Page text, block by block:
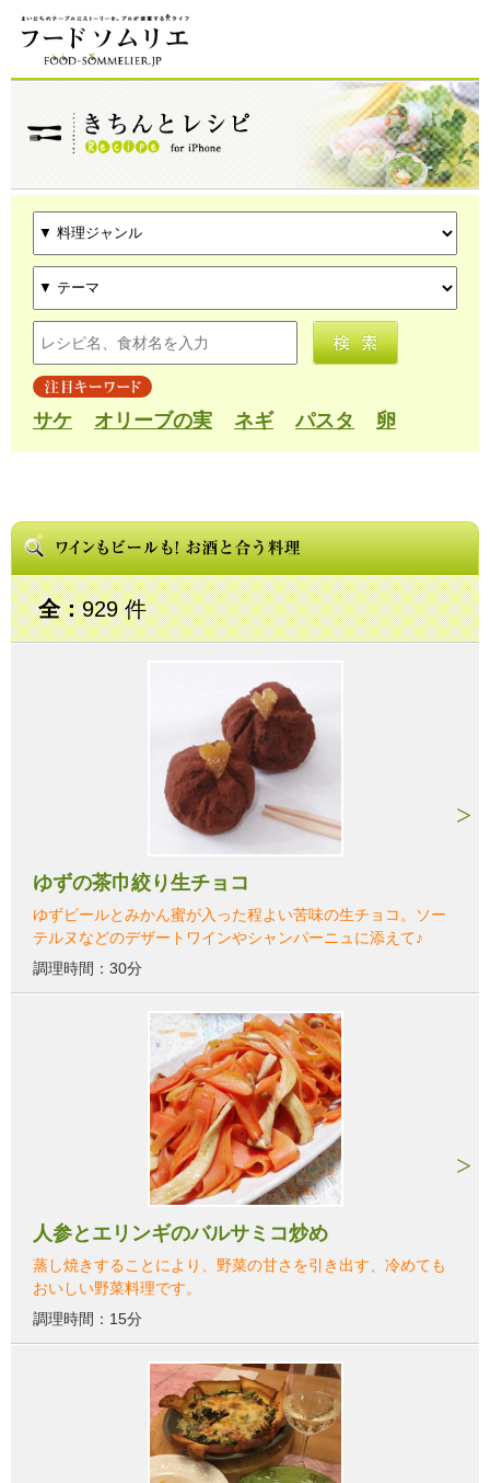
サケ オリーブの実 ネギ パスタ 卵
全：929 件
ゆずの茶巾絞り生チョコ
ゆずピールとみかん蜜が入った程よい苦味の生チョコ。ソー
テルヌなどのデザートワインやシャンパーニュに添えて♪
調理時間：30分
人参とエリンギのバルサミコ炒め
蒸し焼きすることにより、野菜の甘さを引き出す、冷めても
おいしい野菜料理です。
調理時間：15分